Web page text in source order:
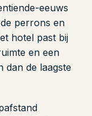
eeuws
perrons en
hotel past bij
en een
dan de laagste